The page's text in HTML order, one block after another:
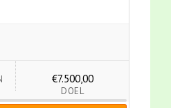
€7.500,00
DOEL